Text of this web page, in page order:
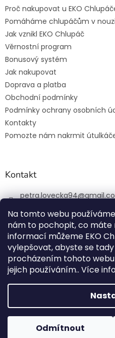
Na tomto webu
nám to pochopit, co máte
informací můžeme EKO
vylepšovat, abyste se
procházením tohoto
jejich používáním.. Více
Odmítnout
Proč nakupovat u EKO
Pomáháme chlupáčům v nouzi
Jak vznikl EKO Chlupáč
Věrnostní program
Bonusový systém
Jak nakupovat
Doprava a platba
Obchodní podmínky
Podmínky ochrany osobních
Kontakty
Pomozte nám nakrmit
Kontakt
petra.lovecka94@
+420 774 131 648
ekochlupac.cz
EKO
Všechny použité ikony